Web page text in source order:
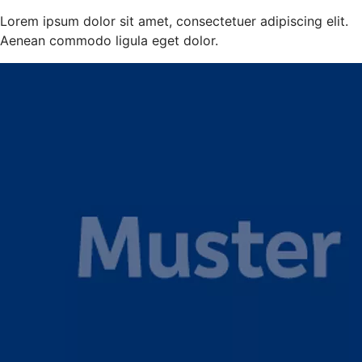
Lorem ipsum dolor sit amet, consectetuer adipiscing elit.
Aenean commodo ligula eget dolor.